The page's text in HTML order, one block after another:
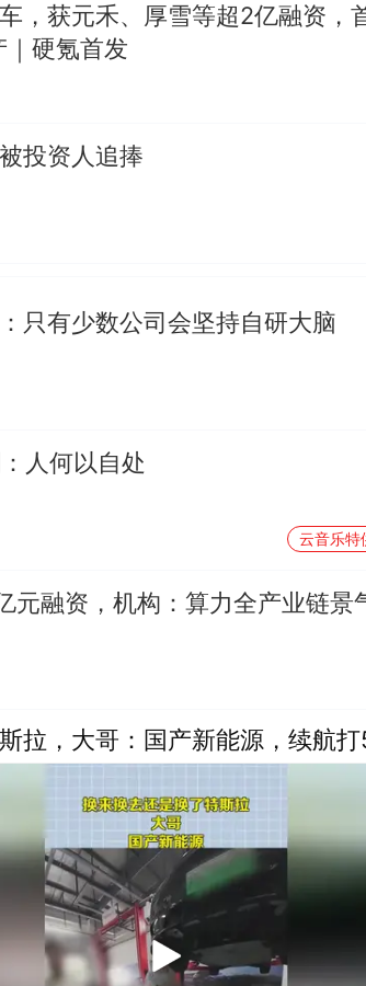
，获元禾、厚雪等超2亿融资，
硬氪首发
投资人追捧
只有少数公司会坚持自研大脑
人何以自处
云音乐特
元融资，机构：算力全产业链景
拉，大哥：国产新能源，续航